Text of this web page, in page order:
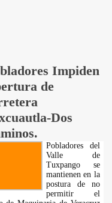
Impiden
de
Dos
Pobladores del
Valle de
Tuxpango se
mantienen en la
postura de no
permitir el